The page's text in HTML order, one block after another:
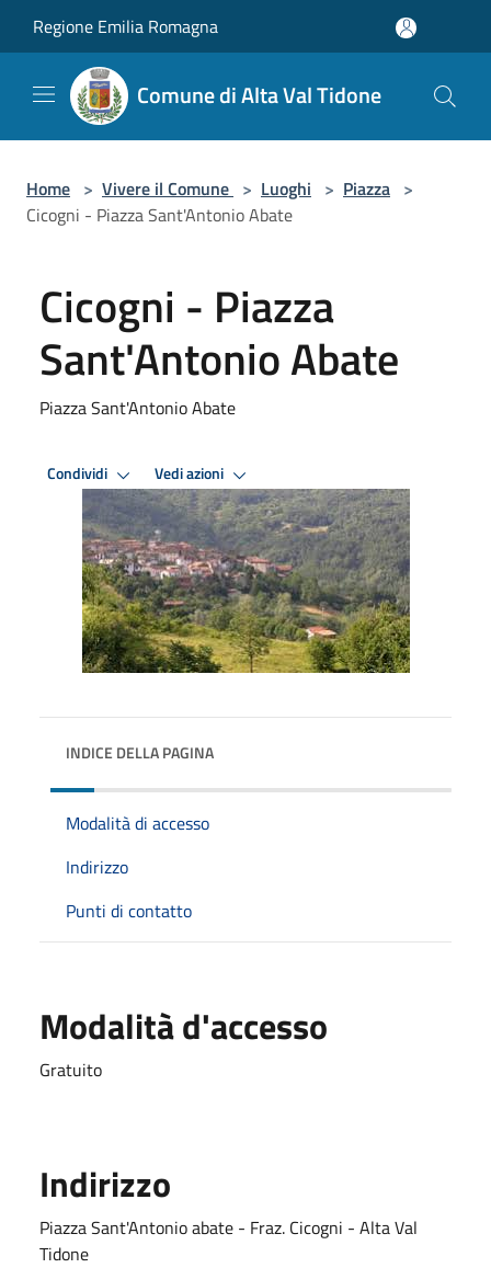
Regione Emilia Romagna
Comune di Alta Val Tidone
Home > Vivere il Comune > Luoghi > Piazza >
Cicogni - Piazza Sant'Antonio Abate
Cicogni - Piazza
Sant'Antonio Abate
Piazza Sant'Antonio Abate
Condividi Vedi azioni
INDICE DELLA PAGINA
Modalità di accesso
Indirizzo
Punti di contatto
Modalità d'accesso
Gratuito
Indirizzo
Piazza Sant'Antonio abate - Fraz. Cicogni - Alta Val
Tidone